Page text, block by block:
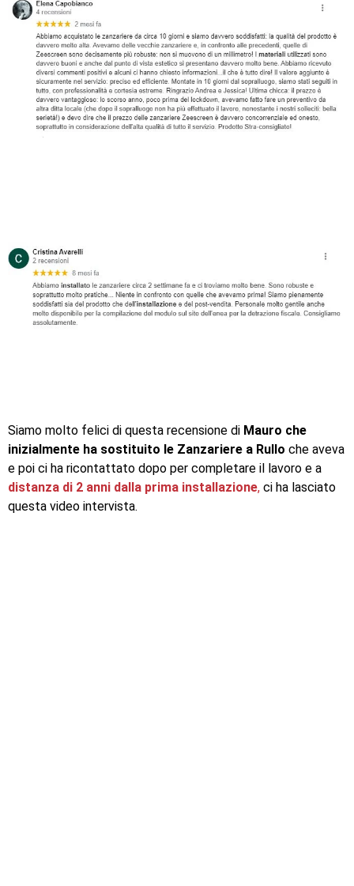
Siamo molto felici di questa recensione di Mauro che
inizialmente ha sostituito le Zanzariere a Rullo che aveva
e poi ci ha ricontattato dopo per completare il lavoro e a
distanza di 2 anni dalla prima installazione, ci ha lasciato
questa video intervista.